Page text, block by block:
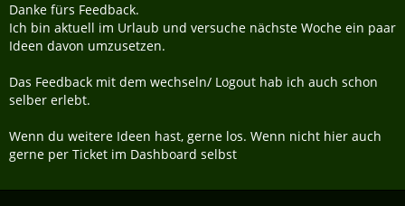
Danke fürs Feedback.
Ich bin aktuell im Urlaub und versuche nächste Woche ein paar
Ideen davon umzusetzen.
Das Feedback mit dem wechseln/ Logout hab ich auch schon
selber erlebt.
Wenn du weitere Ideen hast, gerne los. Wenn nicht hier auch
gerne per Ticket im Dashboard selbst